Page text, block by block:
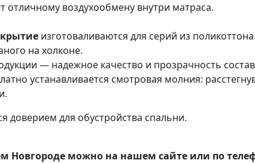
отличному воздухообмену внутри матраса.
изготоваливаются для серий из
на холконе.
— надежное качество и прозрачность
устанавливается смотровая молния:
доверием для обустройства спальни.
Новгороде можно на нашем сайте или по